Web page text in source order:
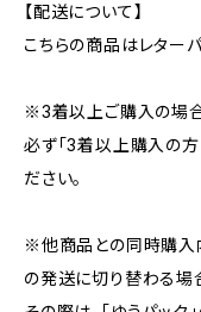
【配送について】
こちらの商品はレター
※3着以上ご購入の場合
必ず「3着以上購入の方
ださい。
※他商品との同時購入
の発送に切り替わる場